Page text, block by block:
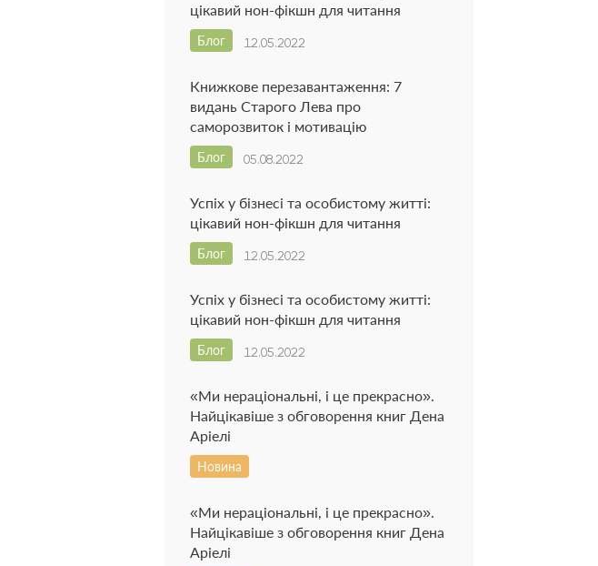
цікавий нон-фікшн для читання
12.05.2022
Блог
Книжкове перезавантаження: 7
видань Старого Лева про
саморозвиток і мотивацію
05.08.2022
Блог
Успіх у бізнесі та особистому житті:
цікавий нон-фікшн для читання
12.05.2022
Блог
Успіх у бізнесі та особистому житті:
цікавий нон-фікшн для читання
12.05.2022
Блог
«Ми нераціональні, і це прекрасно».
Найцікавіше з обговорення книг Дена
Аріелі
Новина
«Ми нераціональні, і це прекрасно».
Найцікавіше з обговорення книг Дена
Аріелі